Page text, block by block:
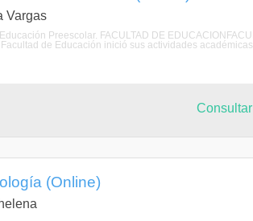
Vargas
Preescolar. FACULTAD DE
de Educación inició sus actividades
(Online)